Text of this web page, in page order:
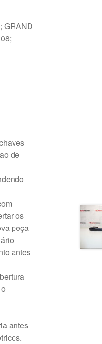
GRAND
de
os
peça
antes
antes